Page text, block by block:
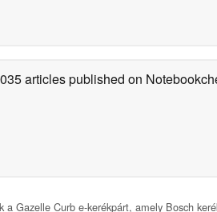
articles published on
a Gazelle Curb e-kerékpárt, amely Bosch